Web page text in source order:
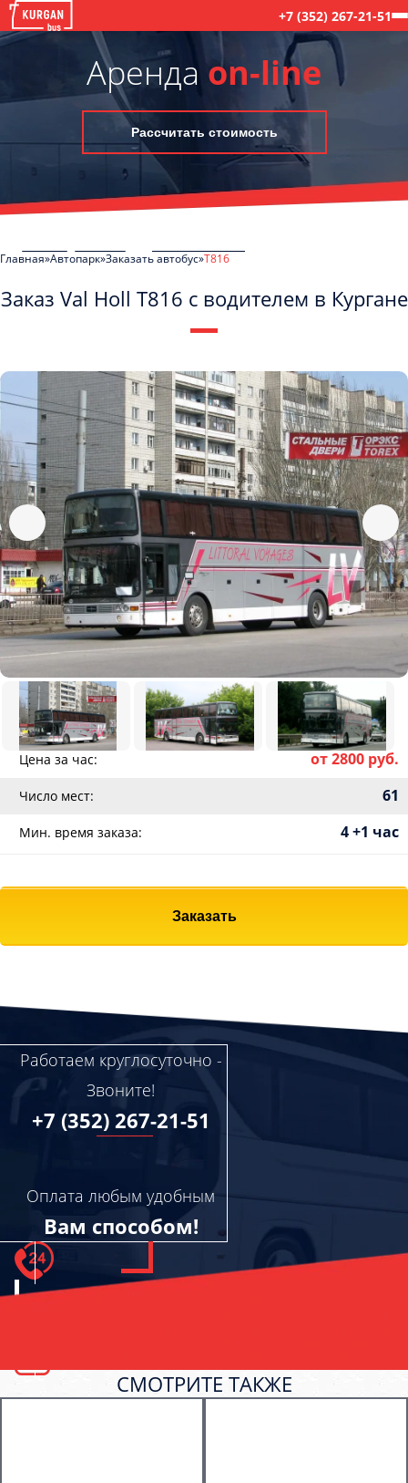
+7 (352) 267-21-51
Аренда on-line
Рассчитать стоимость
Главная Автопарк Заказать автобус T816
Заказ Val Holl T816 с водителем в Кургане
Цена за час: от 2800 руб.
Число мест: 61
Мин. время заказа: 4 +1 час
Заказать
Работаем круглосуточно -
Звоните!
+7 (352) 267-21-51
Оплата любым удобным
Вам способом!
СМОТРИТЕ ТАКЖЕ
обработку моих Персональных данных